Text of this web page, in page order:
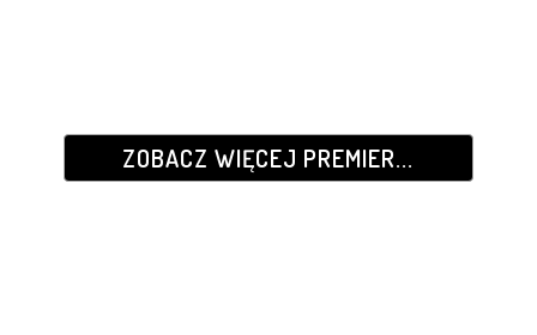
ZOBACZ WIĘCEJ PREMIER...